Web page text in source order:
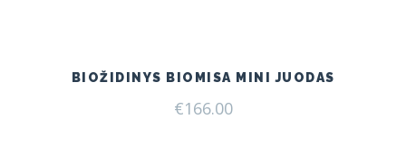
BIOŽIDINYS BIOMISA MINI JUODAS
€166.00